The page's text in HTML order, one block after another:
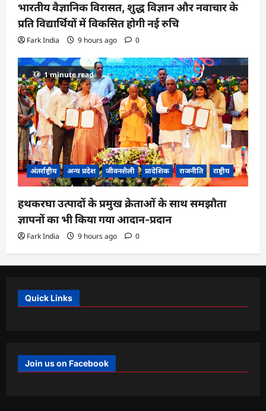
भारतीय वैज्ञानिक विरासत, शुद्ध विज्ञान और नवाचार के
प्रति विद्यार्थियों में विकसित होगी नई रुचि
Fark India 9 hours ago 0
1 minute read
अंतर्राष्ट्रीय अन्य प्रदेश जीवनशैली प्रादेशिक राजनीति राष्ट्रीय
हथकरघा उत्पादों के प्रमुख क्रेताओं के साथ समझौता
ज्ञापनों का भी किया गया आदान-प्रदान
Fark India 9 hours ago 0
Quick Links
Join us on Facebook